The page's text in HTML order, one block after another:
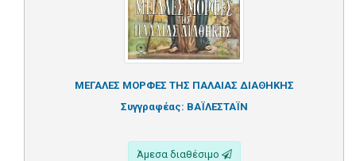
ΜΕΓΑΛΕΣ ΜΟΡΦΕΣ ΤΗΣ ΠΑΛΑΙΑΣ ΔΙΑΘΗΚΗΣ
Συγγραφέας: ΒΑΪΛΕΣΤΑΪΝ
Άμεσα διαθέσιμο